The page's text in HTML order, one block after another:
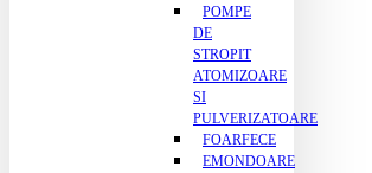
POMPE
DE
STROPIT
ATOMIZOARE
SI
PULVERIZATOARE
FOARFECE
EMONDOARE